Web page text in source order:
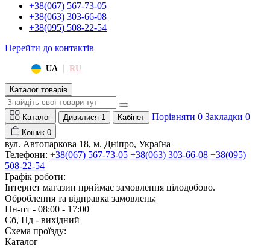
+38(067) 567-73-05
+38(063) 303-66-08
+38(095) 508-22-54
Перейти до контактів
UA | RU
Каталог товарів
Каталог Дивилися 1 Кабінет Порівняти 0 Закладки 0
Кошик 0
вул. Автопаркова 18, м. Дніпро, Україна
Телефони: +38(067) 567-73-05 +38(063) 303-66-08 +38(095)
508-22-54
Графік роботи:
Інтернет магазин приймає замовлення цілодобово.
Оброблення та відправка замовлень:
Пн-пт - 08:00 - 17:00
Сб, Нд - вихідний
Схема проїзду:
Каталог